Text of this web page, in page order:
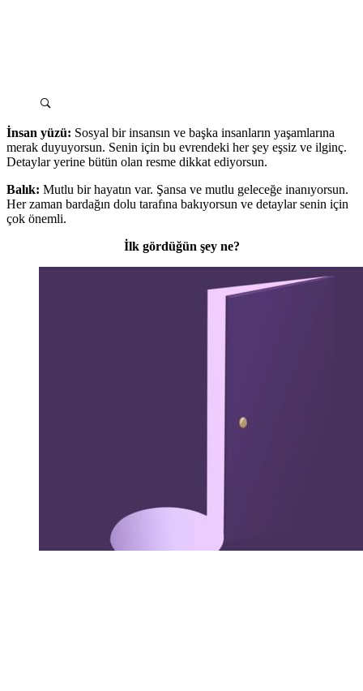
İnsan yüzü: Sosyal bir insansın ve başka insanların yaşamlarına
merak duyuyorsun. Senin için bu evrendeki her şey eşsiz ve ilginç.
Detaylar yerine bütün olan resme dikkat ediyorsun.
Balık: Mutlu bir hayatın var. Şansa ve mutlu geleceğe inanıyorsun.
Her zaman bardağın dolu tarafına bakıyorsun ve detaylar senin için
çok önemli.
İlk gördüğün şey ne?